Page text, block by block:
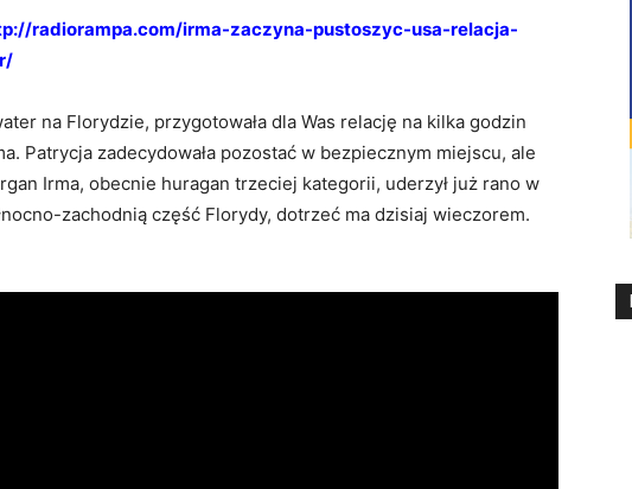
radiorampa.com/irma-zaczyna-pustoszyc-usa-relacja-
na Florydzie, przygotowała dla Was relację na kilka godzin
Patrycja zadecydowała pozostać w bezpiecznym miejscu, ale
Irma, obecnie huragan trzeciej kategorii, uderzył już rano w
zachodnią część Florydy, dotrzeć ma dzisiaj wieczorem.